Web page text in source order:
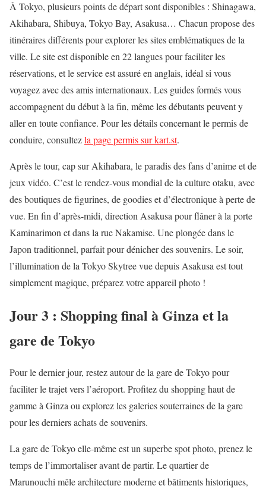
À Tokyo, plusieurs points de départ sont disponibles : Shinagawa,
Akihabara, Shibuya, Tokyo Bay, Asakusa… Chacun propose des
itinéraires différents pour explorer les sites emblématiques de la
ville. Le site est disponible en 22 langues pour faciliter les
réservations, et le service est assuré en anglais, idéal si vous
voyagez avec des amis internationaux. Les guides formés vous
accompagnent du début à la fin, même les débutants peuvent y
aller en toute confiance. Pour les détails concernant le permis de
conduire, consultezla page permis sur kart.st.
Après le tour, cap sur Akihabara, le paradis des fans d’anime et de
jeux vidéo. C’est le rendez-vous mondial de la culture otaku, avec
des boutiques de figurines, de goodies et d’électronique à perte de
vue. En fin d’après-midi, direction Asakusa pour flâner à la porte
Kaminarimon et dans la rue Nakamise. Une plongée dans le
Japon traditionnel, parfait pour dénicher des souvenirs. Le soir,
l’illumination de la Tokyo Skytree vue depuis Asakusa est tout
simplement magique, préparez votre appareil photo !
Jour 3 : Shopping final à Ginza et la
gare de Tokyo
Pour le dernier jour, restez autour de la gare de Tokyo pour
faciliter le trajet vers l’aéroport. Profitez du shopping haut de
gamme à Ginza ou explorez les galeries souterraines de la gare
pour les derniers achats de souvenirs.
La gare de Tokyo elle-même est un superbe spot photo, prenez le
temps de l’immortaliser avant de partir. Le quartier de
Marunouchi mêle architecture moderne et bâtiments historiques,